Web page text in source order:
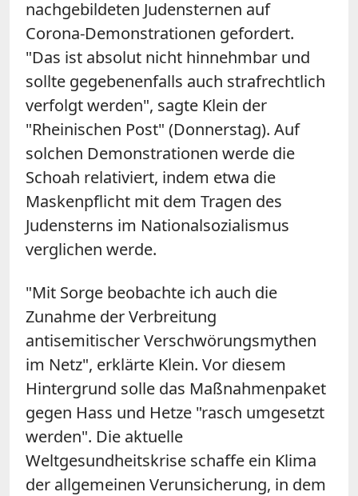
nachgebildeten Judensternen auf
Corona-Demonstrationen gefordert.
"Das ist absolut nicht hinnehmbar und
sollte gegebenenfalls auch strafrechtlich
verfolgt werden", sagte Klein der
"Rheinischen Post" (Donnerstag). Auf
solchen Demonstrationen werde die
Schoah relativiert, indem etwa die
Maskenpflicht mit dem Tragen des
Judensterns im Nationalsozialismus
verglichen werde.
"Mit Sorge beobachte ich auch die
Zunahme der Verbreitung
antisemitischer Verschwörungsmythen
im Netz", erklärte Klein. Vor diesem
Hintergrund solle das Maßnahmenpaket
gegen Hass und Hetze "rasch umgesetzt
werden". Die aktuelle
Weltgesundheitskrise schaffe ein Klima
der allgemeinen Verunsicherung, in dem